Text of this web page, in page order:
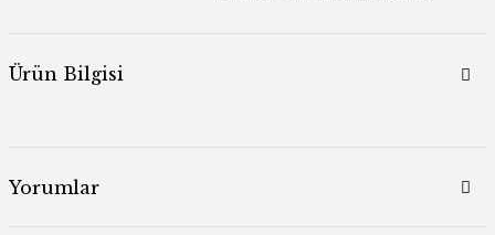
Ürün Bilgisi
Yorumlar